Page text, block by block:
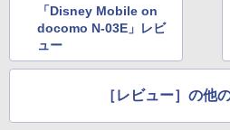
「Disney Mobile on
docomo N-03E」レビ
ュー
［レビュー］の他